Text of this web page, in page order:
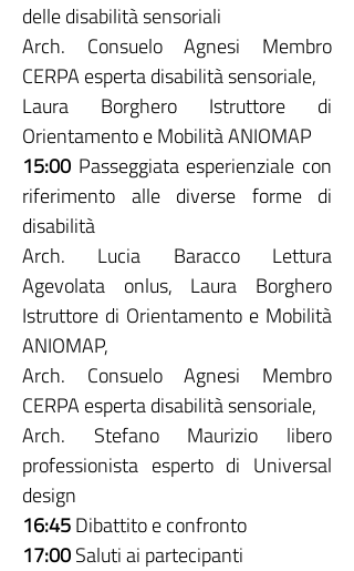
delle disabilità sensoriali
Arch. Consuelo Agnesi Membro
CERPA esperta disabilità sensoriale,
Laura Borghero Istruttore di
Orientamento e Mobilità ANIOMAP
15:00 Passeggiata esperienziale con
riferimento alle diverse forme di
disabilità
Arch. Lucia Baracco Lettura
Agevolata onlus, Laura Borghero
Istruttore di Orientamento e Mobilità
ANIOMAP,
Arch. Consuelo Agnesi Membro
CERPA esperta disabilità sensoriale,
Arch. Stefano Maurizio libero
professionista esperto di Universal
design
16:45Dibattito e confronto
17:00Saluti ai partecipanti